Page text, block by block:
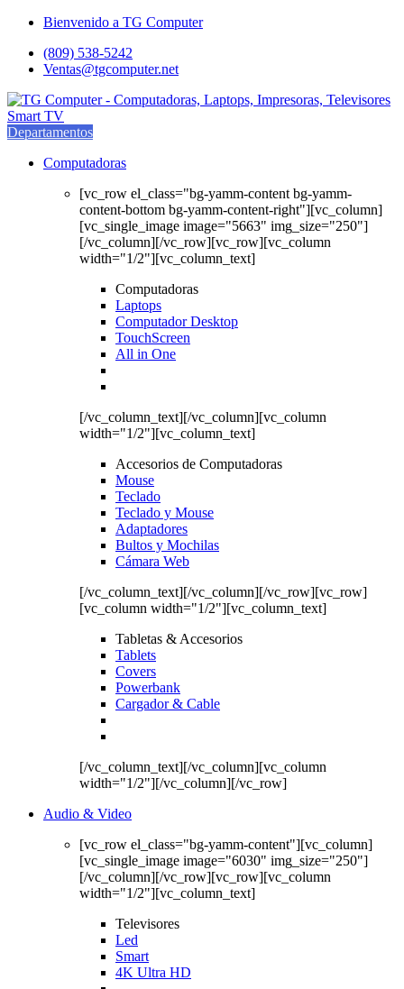
Saltar
navegación
saltar
contenido
Bienvenido a TG Computer
(809) 538-5242
Ventas@tgcomputer.net
Departamentos
Computadoras
[vc_row el_class="bg-yamm-content bg-yamm-
content-bottom bg-yamm-content-right"][vc_column]
[vc_single_image image="5663" img_size="250"]
[/vc_column][/vc_row][vc_row][vc_column
width="1/2"][vc_column_text]
Computadoras
Laptops
Computador Desktop
TouchScreen
All in One
[/vc_column_text][/vc_column][vc_column
width="1/2"][vc_column_text]
Accesorios de Computadoras
Mouse
Teclado
Teclado y Mouse
Adaptadores
Bultos y Mochilas
Cámara Web
[/vc_column_text][/vc_column][/vc_row][vc_row]
[vc_column width="1/2"][vc_column_text]
Tabletas & Accesorios
Tablets
Covers
Powerbank
Cargador & Cable
[/vc_column_text][/vc_column][vc_column
width="1/2"][/vc_column][/vc_row]
Audio & Video
[vc_row el_class="bg-yamm-content"][vc_column]
[vc_single_image image="6030" img_size="250"]
[/vc_column][/vc_row][vc_row][vc_column
width="1/2"][vc_column_text]
Televisores
Led
Smart
4K Ultra HD